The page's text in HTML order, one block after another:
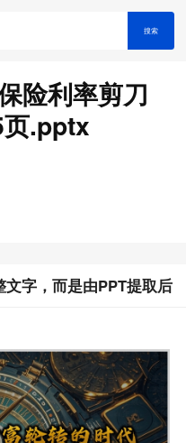
搜索
险利率剪刀
.pptx
字，而是由PPT提取后